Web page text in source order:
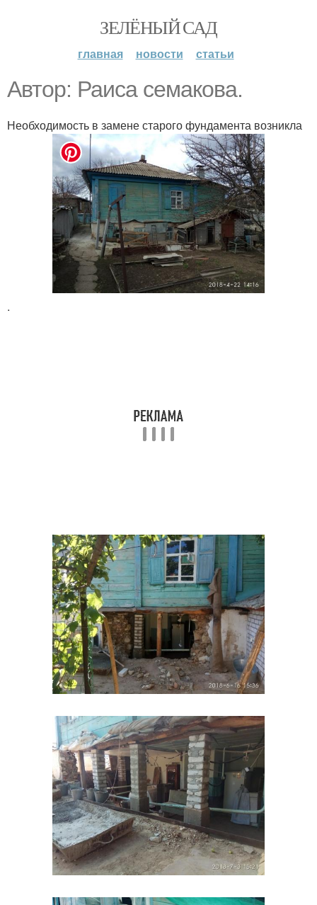
ЗЕЛЁНЫЙ САД
главная новости статьи
Автор: Раиса семакова.
Необходимость в замене старого фундамента возникла
.